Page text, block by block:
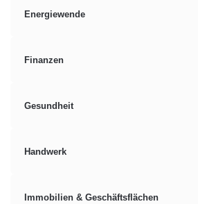
Energiewende
Finanzen
Gesundheit
Handwerk
Immobilien & Geschäftsflächen